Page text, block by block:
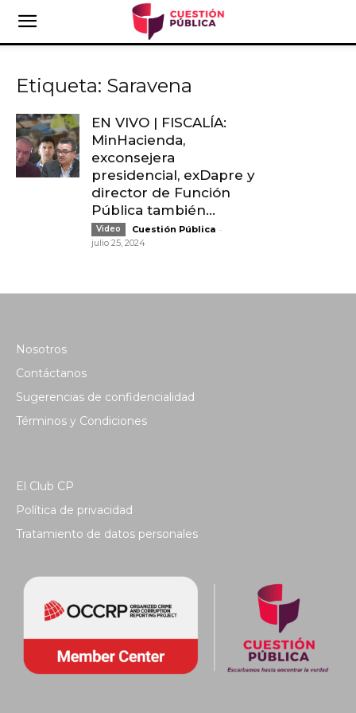
Etiqueta: Saravena
EN VIVO | FISCALÍA:
MinHacienda,
exconsejera
presidencial, exDapre y
director de Función
Pública también...
Video Cuestión Pública -
julio 25, 2024
Nosotros
Contáctanos
Sugerencias de confidencialidad
Términos y Condiciones
El Club CP
Política de privacidad
Tratamiento de datos personales